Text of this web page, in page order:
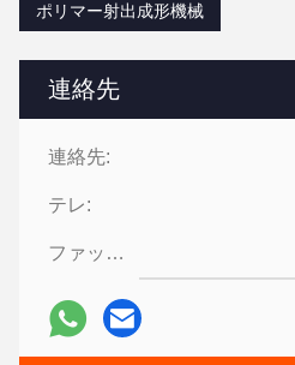
連絡先
連絡先:
テレ:
ファックス:
ポリマー射出成形機械